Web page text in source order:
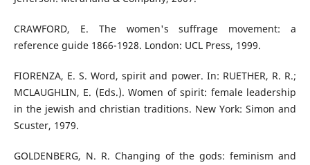
CRAWFORD, E. The women's suffrage movement: a
reference guide 1866-1928. London: UCL Press, 1999.
FIORENZA, E. S. Word, spirit and power. In: RUETHER, R. R.;
MCLAUGHLIN, E. (Eds.). Women of spirit: female leadership
in the jewish and christian traditions. New York: Simon and
Scuster, 1979.
GOLDENBERG, N. R. Changing of the gods: feminism and